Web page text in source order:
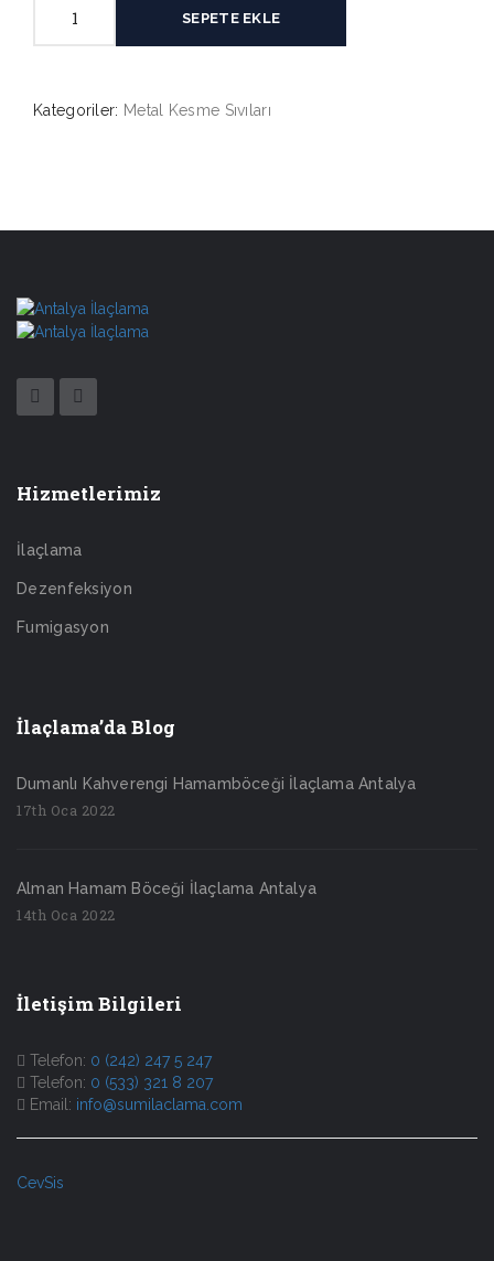
NC145
SEPETE EKLE
Kategoriler: Metal Kesme Sıvıları
Hizmetlerimiz
İlaçlama
Dezenfeksiyon
Fumigasyon
İlaçlama’da Blog
Dumanlı Kahverengi Hamamböceği İlaçlama Antalya
17th Oca 2022
Alman Hamam Böceği İlaçlama Antalya
14th Oca 2022
İletişim Bilgileri
Telefon: 0 (242) 247 5 247
Telefon: 0 (533) 321 8 207
Email: info@sumilaclama.com
CevSis